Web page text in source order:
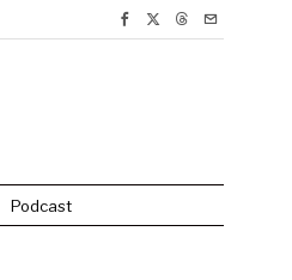
Podcast